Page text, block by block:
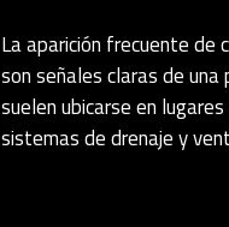
La aparición frecuente de
son señales claras de
suelen ubicarse en
sistemas de drenaje y